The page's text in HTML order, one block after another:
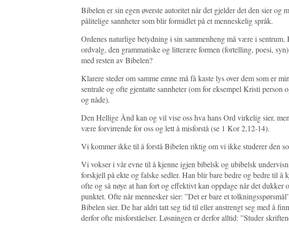
Bibelen er sin egen øverste autoritet når det gjelder det den sier og
pålitelige sannheter som blir formidlet på et menneskelig språk.
Ordenes naturlige betydning i sin sammenheng må være i
ordvalg, den grammatiske og litterære formen (fortelling, poesi,
med resten av Bibelen?
Klarere steder om samme emne må få kaste lys over dem som er
sentrale og ofte gjentatte sannheter (om for eksempel Kristi
og nåde).
Den Hellige Ånd kan og vil vise oss hva hans Ord virkelig sier,
være forvirrende for oss og lett å misforstå (se 1 Kor 2,12-14).
Vi kommer ikke til å forstå Bibelen riktig om vi ikke studerer den
Vi vokser i vår evne til å kjenne igjen bibelsk og ubibelsk
forskjell på ekte og falske sedler. Han blir bare bedre og bedre til å
ofte og så nøye at han fort og effektivt kan oppdage når det
punktet. Ofte når mennesker sier: ”Det er bare et
Bibelen sier. De har aldri tatt seg tid til eller anstrengt seg med å
derfor ofte misforståelser. Løsningen er derfor alltid: ”Studer